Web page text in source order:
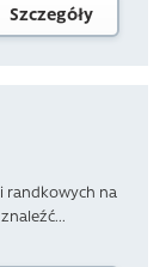
Szczegóły
randkowych na